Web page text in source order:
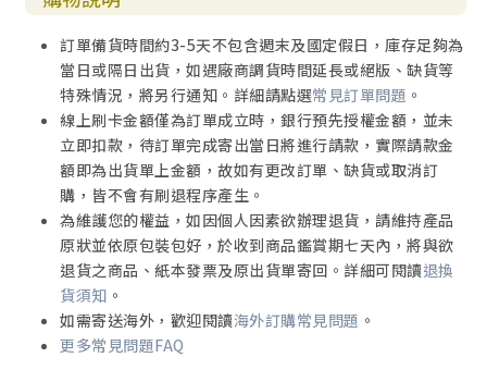
訂單備貨時間約3-5天不包含週末及國定假日，庫存足夠為
當日或隔日出貨，如遇廠商調貨時間延長或絕版、缺貨等
特殊情況，將另行通知。詳細請點選常見訂單問題 。
線上刷卡金額僅為訂單成立時，銀行預先授權金額，並未
立即扣款，待訂單完成寄出當日將進行請款，實際請款金
額即為出貨單上金額，故如有更改訂單、缺貨或取消訂
購，皆不會有刷退程序產生。
為維護您的權益，如因個人因素欲辦理退貨，請維持產品
原狀並依原包裝包好，於收到商品鑑賞期七天內，將與欲
退貨之商品、紙本發票及原出貨單寄回。詳細可閱讀退換
貨須知 。
如需寄送海外，歡迎閱讀海外訂購常見問題 。
更多常見問題FAQ